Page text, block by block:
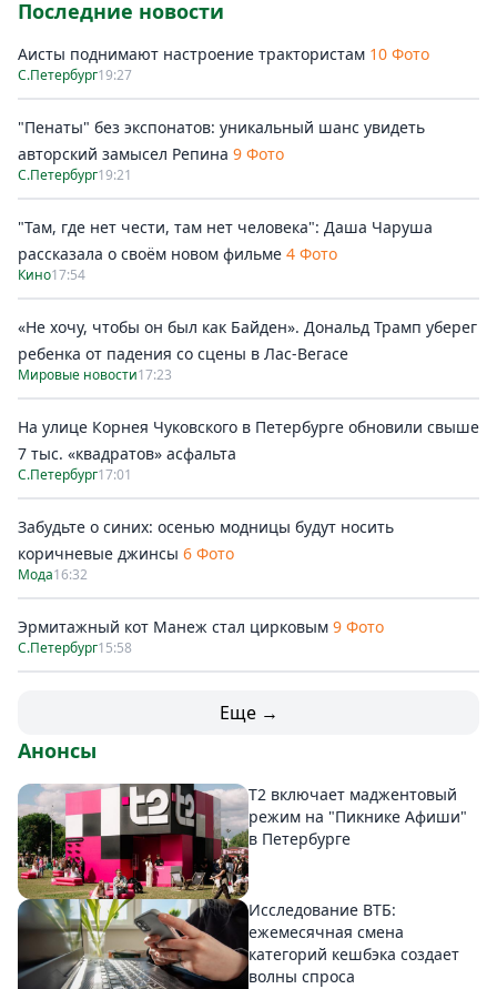
Последние новости
Аисты поднимают настроение трактористам 10 Фото
С.Петербург19:27
"Пенаты" без экспонатов: уникальный шанс увидеть
авторский замысел Репина 9 Фото
С.Петербург19:21
"Там, где нет чести, там нет человека": Даша Чаруша
рассказала о своём новом фильме 4 Фото
Кино17:54
«Не хочу, чтобы он был как Байден». Дональд Трамп уберег
ребенка от падения со сцены в Лас-Вегасе
Мировые новости17:23
На улице Корнея Чуковского в Петербурге обновили свыше
7 тыс. «квадратов» асфальта
С.Петербург17:01
Забудьте о синих: осенью модницы будут носить
коричневые джинсы 6 Фото
Мода16:32
Эрмитажный кот Манеж стал цирковым 9 Фото
С.Петербург15:58
Еще →
Анонсы
Т2 включает маджентовый
режим на "Пикнике Афиши"
в Петербурге
Исследование ВТБ:
ежемесячная смена
категорий кешбэка создает
волны спроса